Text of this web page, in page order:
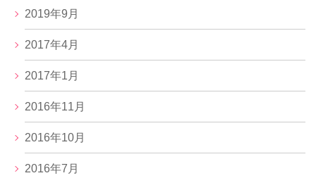
2019年9月
2017年4月
2017年1月
2016年11月
2016年10月
2016年7月